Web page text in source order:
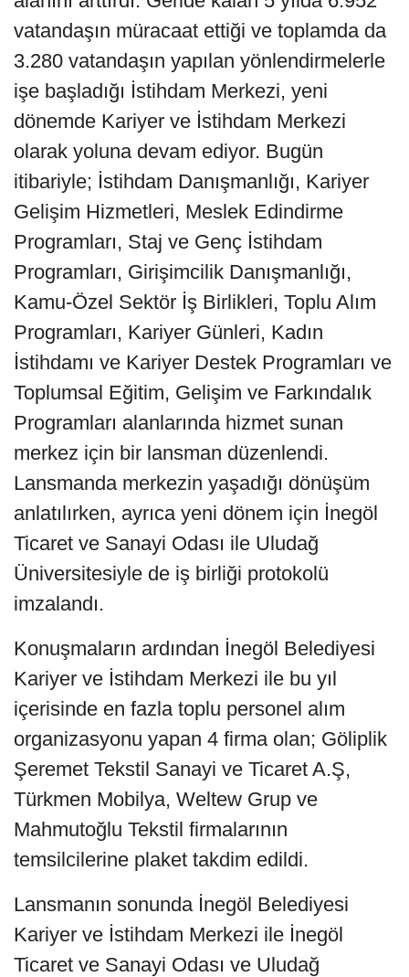
vatandaşın müracaat ettiği ve toplamda da
3.280 vatandaşın yapılan yönlendirmelerle
işe başladığı İstihdam Merkezi, yeni
dönemde Kariyer ve İstihdam Merkezi
olarak yoluna devam ediyor. Bugün
itibariyle; İstihdam Danışmanlığı, Kariyer
Gelişim Hizmetleri, Meslek Edindirme
Programları, Staj ve Genç İstihdam
Programları, Girişimcilik Danışmanlığı,
Kamu-Özel Sektör İş Birlikleri, Toplu Alım
Programları, Kariyer Günleri, Kadın
İstihdamı ve Kariyer Destek Programları ve
Toplumsal Eğitim, Gelişim ve Farkındalık
Programları alanlarında hizmet sunan
merkez için bir lansman düzenlendi.
Lansmanda merkezin yaşadığı dönüşüm
anlatılırken, ayrıca yeni dönem için İnegöl
Ticaret ve Sanayi Odası ile Uludağ
Üniversitesiyle de iş birliği protokolü
imzalandı.
Konuşmaların ardından İnegöl Belediyesi
Kariyer ve İstihdam Merkezi ile bu yıl
içerisinde en fazla toplu personel alım
organizasyonu yapan 4 firma olan; Göliplik
Şeremet Tekstil Sanayi ve Ticaret A.Ş,
Türkmen Mobilya, Weltew Grup ve
Mahmutoğlu Tekstil firmalarının
temsilcilerine plaket takdim edildi.
Lansmanın sonunda İnegöl Belediyesi
Kariyer ve İstihdam Merkezi ile İnegöl
Ticaret ve Sanayi Odası ve Uludağ